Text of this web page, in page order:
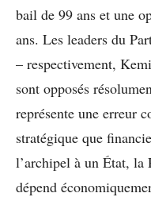
bail de 99 ans et une
ans. Les leaders du
– respectivement,
sont opposés
représente une erreur
stratégique que
l’archipel à un État,
dépend